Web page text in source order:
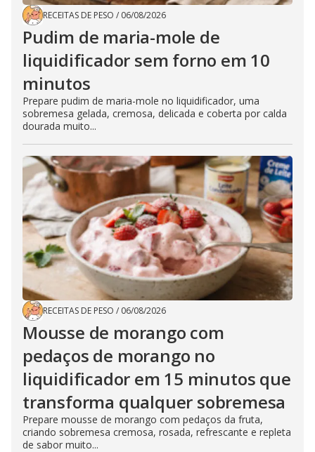
RECEITAS DE PESO / 06/08/2026
Pudim de maria-mole de
liquidificador sem forno em 10
minutos
Prepare pudim de maria-mole no liquidificador, uma
sobremesa gelada, cremosa, delicada e coberta por calda
dourada muito...
RECEITAS DE PESO / 06/08/2026
Mousse de morango com
pedaços de morango no
liquidificador em 15 minutos que
transforma qualquer sobremesa
Prepare mousse de morango com pedaços da fruta,
criando sobremesa cremosa, rosada, refrescante e repleta
de sabor muito...